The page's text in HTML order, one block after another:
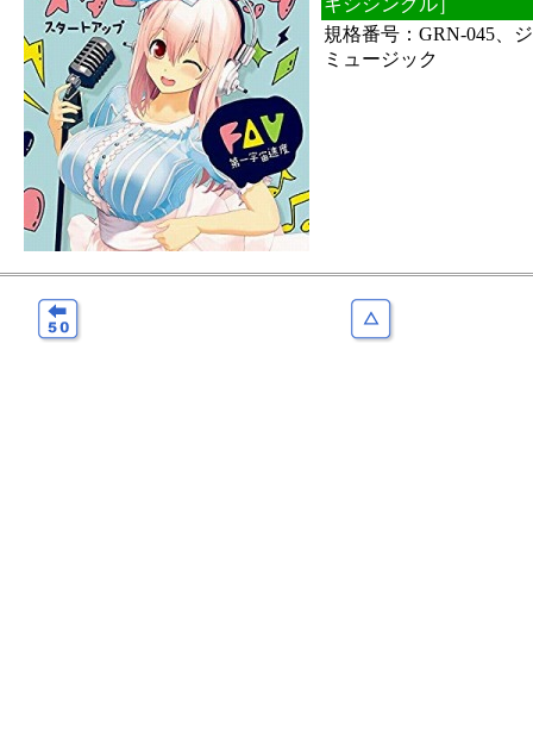
キシシングル］
規格番号：GRN-045、
ミュージック